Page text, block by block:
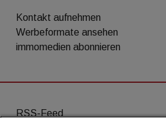
Kontakt aufnehmen
Werbeformate ansehen
immomedien abonnieren
RSS-Feed